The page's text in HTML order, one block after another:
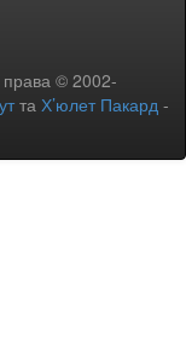
права © 2002-
та Х’юлет Пакард -